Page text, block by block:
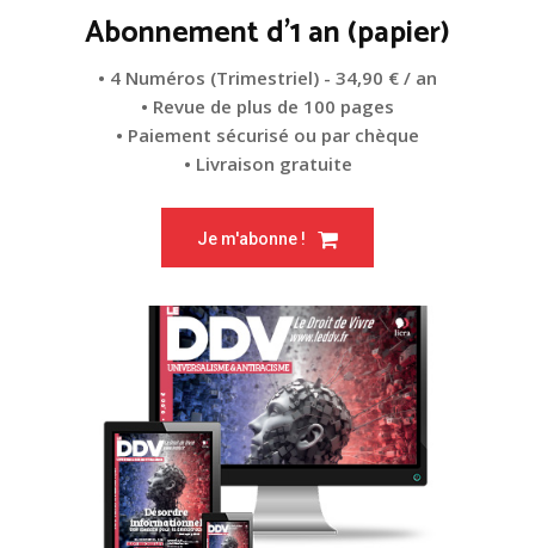
Abonnement d'1 an (papier)
• 4 Numéros (Trimestriel) - 34,90 € / an
• Revue de plus de 100 pages
• Paiement sécurisé ou par chèque
• Livraison gratuite
Je m'abonne !